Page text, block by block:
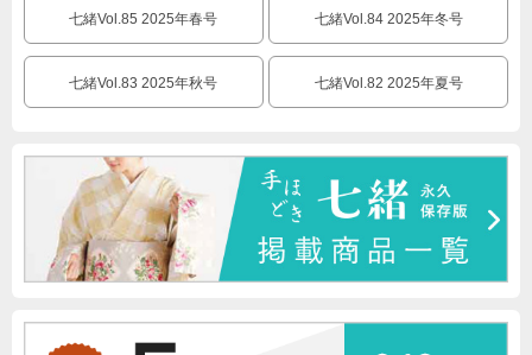
七緒Vol.85 2025年春号 七緒Vol.84 2025年冬号
七緒Vol.83 2025年秋号 七緒Vol.82 2025年夏号